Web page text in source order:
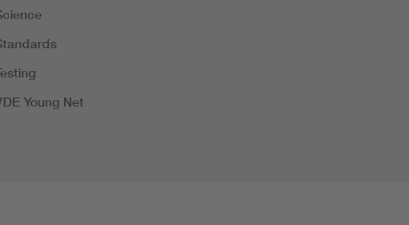
Young Net